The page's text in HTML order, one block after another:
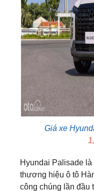
Giá xe
Hyundai Palisade
thương hiệu ô tô
công chúng lần đầu